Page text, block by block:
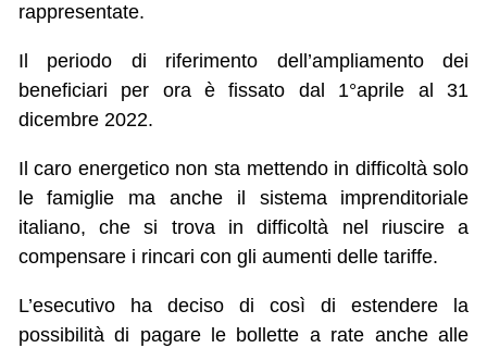
rappresentate.
Il periodo di riferimento dell’ampliamento dei
beneficiari per ora è fissato dal 1°aprile al 31
dicembre 2022.
Il caro energetico non sta mettendo in difficoltà solo
le famiglie ma anche il sistema imprenditoriale
italiano, che si trova in difficoltà nel riuscire a
compensare i rincari con gli aumenti delle tariffe.
L’esecutivo ha deciso di così di estendere la
possibilità di pagare le bollette a rate anche alle